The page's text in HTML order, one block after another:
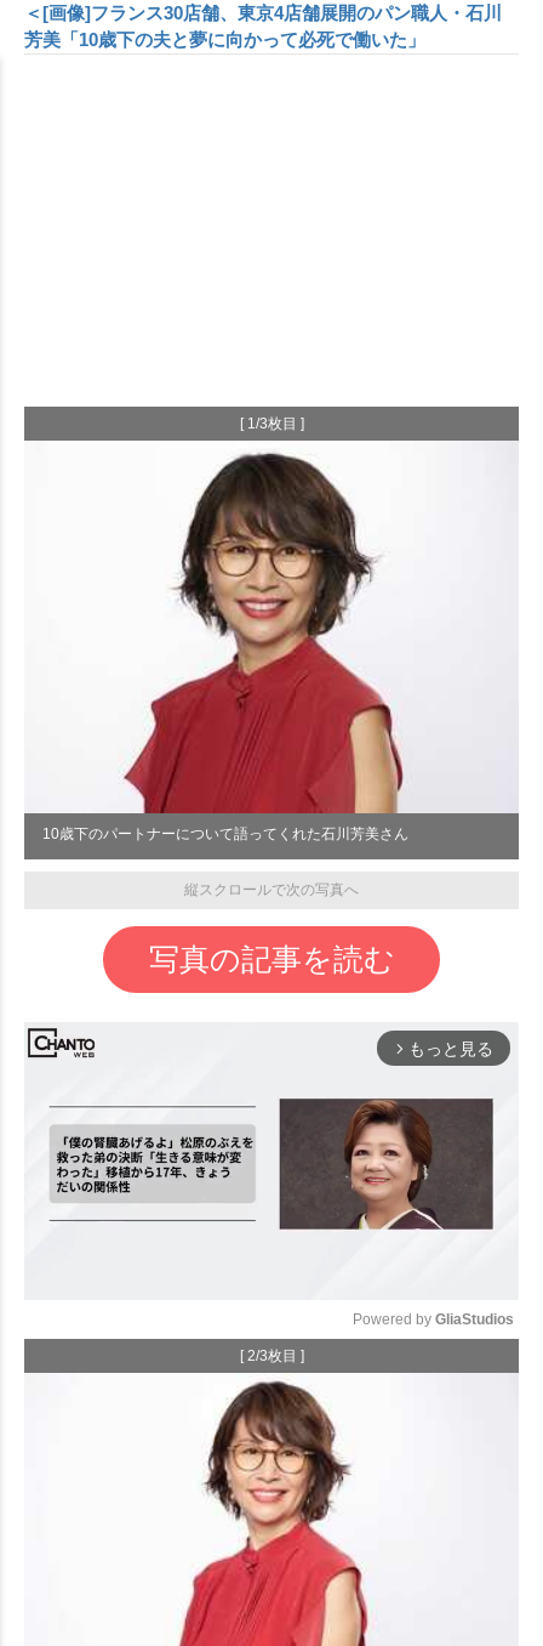
＜[画像]フランス30店舗、東京4店舗展開のパン職人・石川
芳美「10歳下の夫と夢に向かって必死で働いた」
[ 1/3枚目 ]
10歳下のパートナーについて語ってくれた石川芳美さん
縦スクロールで次の写真へ
写真の記事を読む
arrow_forward_ios もっと見る
Powered by GliaStudios
[ 2/3枚目 ]